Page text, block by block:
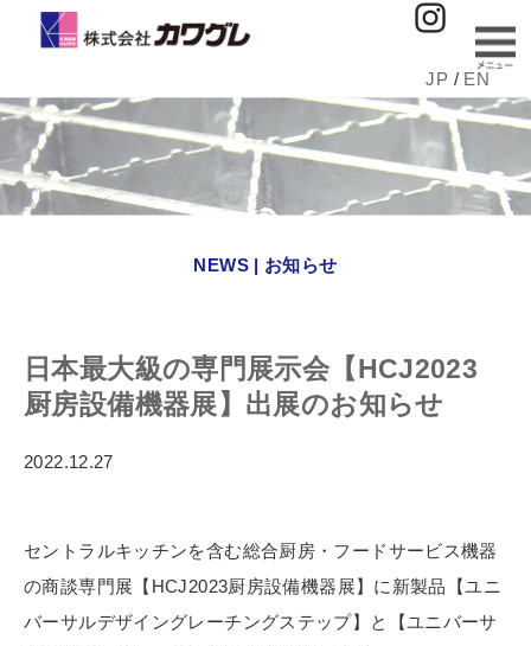
JP / EN
NEWS | お知らせ
日本最大級の専門展示会【HCJ2023
厨房設備機器展】出展のお知らせ
2022.12.27
セントラルキッチンを含む総合厨房・フードサービス機器
の商談専門展【HCJ2023厨房設備機器展】に新製品【ユニ
バーサルデザイングレーチングステップ】と【ユニバーサ